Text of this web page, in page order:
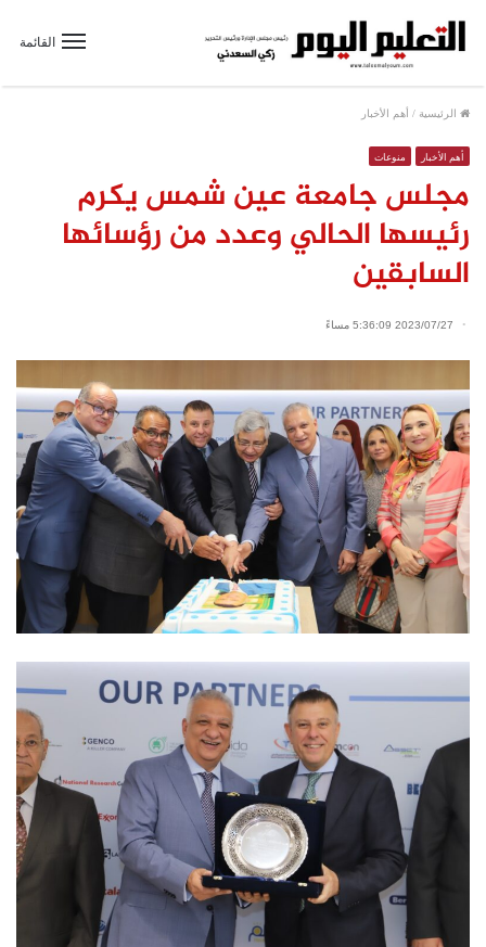
القائمة
الرئيسية / أهم الأخبار
أهم الأخبار منوعات
مجلس جامعة عين شمس يكرم
رئيسها الحالي وعدد من رؤسائها
السابقين
2023/07/27 5:36:09 مساءً